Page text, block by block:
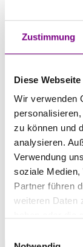
Zustimmung
Diese
Wir verwenden
zu können und
analysieren.
Verwendung
soziale Medien,
Partner führen
weiteren Daten